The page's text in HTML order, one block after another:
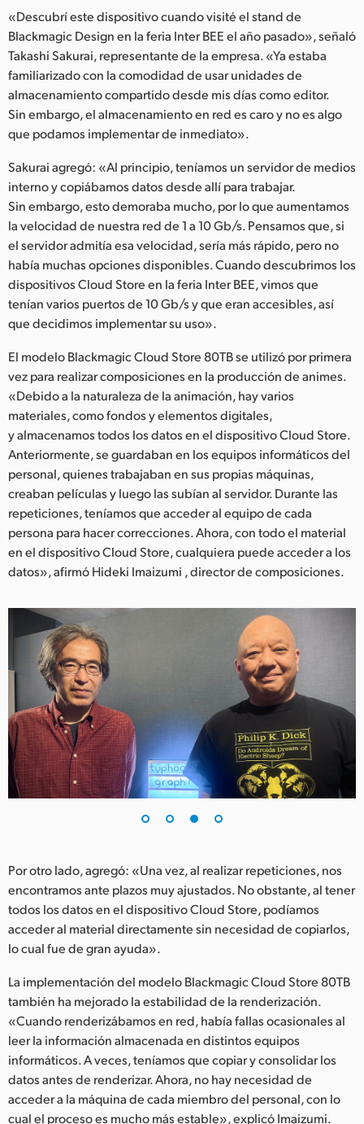
Turkey
UAE
United Kingdom
«Descubrí este dispositivo cuando visité el stand de
Blackmagic Design en la feria Inter BEE el año pasado», señaló
Takashi Sakurai, representante de la empresa. «Ya estaba
familiarizado con la comodidad de usar unidades de
almacenamiento compartido desde mis días como editor.
Sin embargo, el almacenamiento en red es caro y no es algo
que podamos implementar de inmediato».
Sakurai agregó: «Al principio, teníamos un servidor de medios
interno y copiábamos datos desde allí para trabajar.
Sin embargo, esto demoraba mucho, por lo que aumentamos
la velocidad de nuestra red de 1 a 10 Gb/s. Pensamos que, si
el servidor admitía esa velocidad, sería más rápido, pero no
había muchas opciones disponibles. Cuando descubrimos los
dispositivos Cloud Store en la feria Inter BEE, vimos que
tenían varios puertos de 10 Gb/s y que eran accesibles, así
que decidimos implementar su uso».
El modelo Blackmagic Cloud Store 80TB se utilizó por primera
vez para realizar composiciones en la producción de animes.
«Debido a la naturaleza de la animación, hay varios
materiales, como fondos y elementos digitales,
y almacenamos todos los datos en el dispositivo Cloud Store.
Anteriormente, se guardaban en los equipos informáticos del
personal, quienes trabajaban en sus propias máquinas,
creaban películas y luego las subían al servidor. Durante las
repeticiones, teníamos que acceder al equipo de cada
persona para hacer correcciones. Ahora, con todo el material
en el dispositivo Cloud Store, cualquiera puede acceder a los
datos», afirmó Hideki Imaizumi , director de composiciones.
Por otro lado, agregó: «Una vez, al realizar repeticiones, nos
encontramos ante plazos muy ajustados. No obstante, al tener
todos los datos en el dispositivo Cloud Store, podíamos
acceder al material directamente sin necesidad de copiarlos,
lo cual fue de gran ayuda».
La implementación del modelo Blackmagic Cloud Store 80TB
también ha mejorado la estabilidad de la renderización.
«Cuando renderizábamos en red, había fallas ocasionales al
leer la información almacenada en distintos equipos
informáticos. A veces, teníamos que copiar y consolidar los
datos antes de renderizar. Ahora, no hay necesidad de
acceder a la máquina de cada miembro del personal, con lo
cual el proceso es mucho más estable», explicó Imaizumi.